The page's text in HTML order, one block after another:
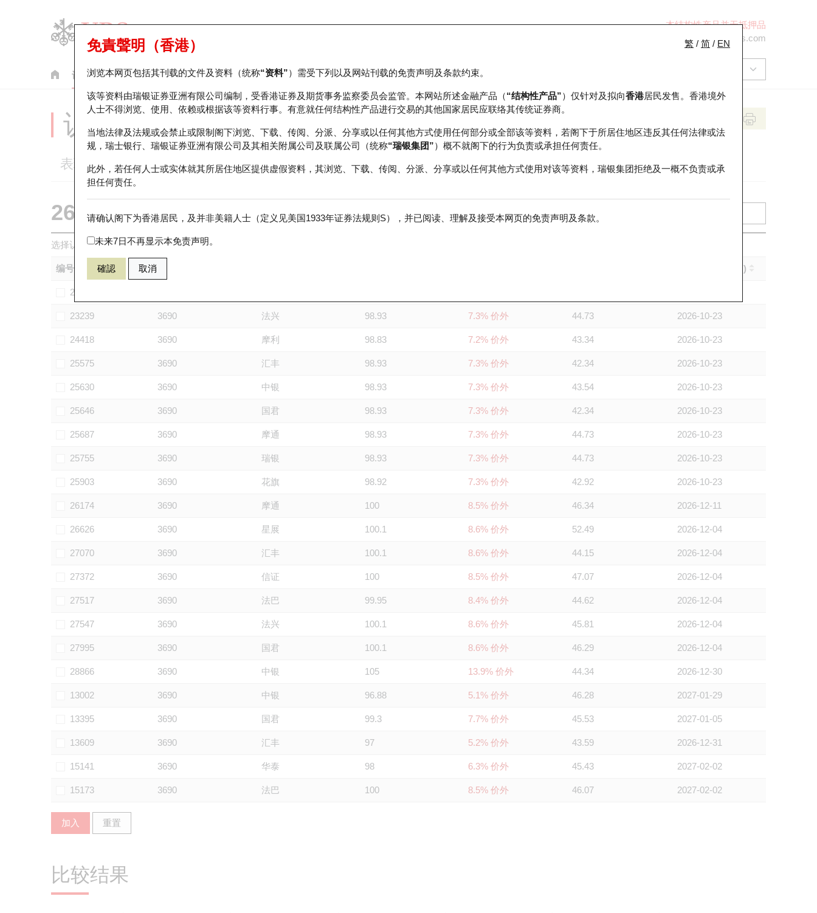
本结构性产品并无抵押品
ol-hkwarrants@ubs.com
认股证 牛熊证 美股指数产品 轮证市场统计 正股数据及市场统计 瑞银轮证教室
繁 / 简 / EN
免責聲明（香港）
浏览本网页包括其刊载的文件及资料（统称“资料”）需受下列以及网站刊载的免责声明及条款约束。
该等资料由瑞银证券亚洲有限公司编制，受香港证券及期货事务监察委员会监管。本网站所述金融产品（“结构性产品”）仅针对及拟向香港居民发售。香港境外
人士不得浏览、使用、依赖或根据该等资料行事。有意就任何结构性产品进行交易的其他国家居民应联络其传统证券商。
当地法律及法规或会禁止或限制阁下浏览、下载、传阅、分派、分享或以任何其他方式使用任何部分或全部该等资料，若阁下于所居住地区违反其任何法律或法
规，瑞士银行、瑞银证券亚洲有限公司及其相关附属公司及联属公司（统称“瑞银集团”）概不就阁下的行为负责或承担任何责任。
此外，若任何人士或实体就其所居住地区提供虚假资料，其浏览、下载、传阅、分派、分享或以任何其他方式使用对该等资料，瑞银集团拒绝及一概不负责或承
担任何责任。
请确认阁下为香港居民，及并非美籍人士（定义见美国1933年证券法规则S），并已阅读、理解及接受本网页的免责声明及条款。
未来7日不再显示本免责声明。
確認 取消
认股证分析仪
表现 街货统计 比较
26528 瑞银认购 3690 美团
选择认股证作比较*你可以选择最多五只认股证
编号 到期日 (年-月-日)
23112
23239 3690 法兴 98.93 7.3% 价外 44.73 2026-10-23
24418 3690 摩利 98.83 7.2% 价外 43.34 2026-10-23
25575 3690 汇丰 98.93 7.3% 价外 42.34 2026-10-23
25630 3690 中银 98.93 7.3% 价外 43.54 2026-10-23
25646 3690 国君 98.93 7.3% 价外 42.34 2026-10-23
25687 3690 摩通 98.93 7.3% 价外 44.73 2026-10-23
25755 3690 瑞银 98.93 7.3% 价外 44.73 2026-10-23
25903 3690 花旗 98.92 7.3% 价外 42.92 2026-10-23
26174 3690 摩通 100 8.5% 价外 46.34 2026-12-11
26626 3690 星展 100.1 8.6% 价外 52.49 2026-12-04
27070 3690 汇丰 100.1 8.6% 价外 44.15 2026-12-04
27372 3690 信证 100 8.5% 价外 47.07 2026-12-04
27517 3690 法巴 99.95 8.4% 价外 44.62 2026-12-04
27547 3690 法兴 100.1 8.6% 价外 45.81 2026-12-04
27995 3690 国君 100.1 8.6% 价外 46.29 2026-12-04
28866 3690 中银 105 13.9% 价外 44.34 2026-12-30
13002 3690 中银 96.88 5.1% 价外 46.28 2027-01-29
13395 3690 国君 99.3 7.7% 价外 45.53 2027-01-05
13609 3690 汇丰 97 5.2% 价外 43.59 2026-12-31
15141 3690 华泰 98 6.3% 价外 45.43 2027-02-02
15173 3690 法巴 100 8.5% 价外 46.07 2027-02-02
加入 重置
比较结果